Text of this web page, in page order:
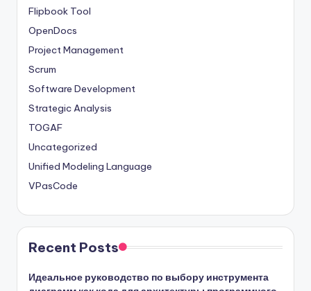
Flipbook Tool
OpenDocs
Project Management
Scrum
Software Development
Strategic Analysis
TOGAF
Uncategorized
Unified Modeling Language
VPasCode
Recent Posts
Идеальное руководство по выбору инструмента